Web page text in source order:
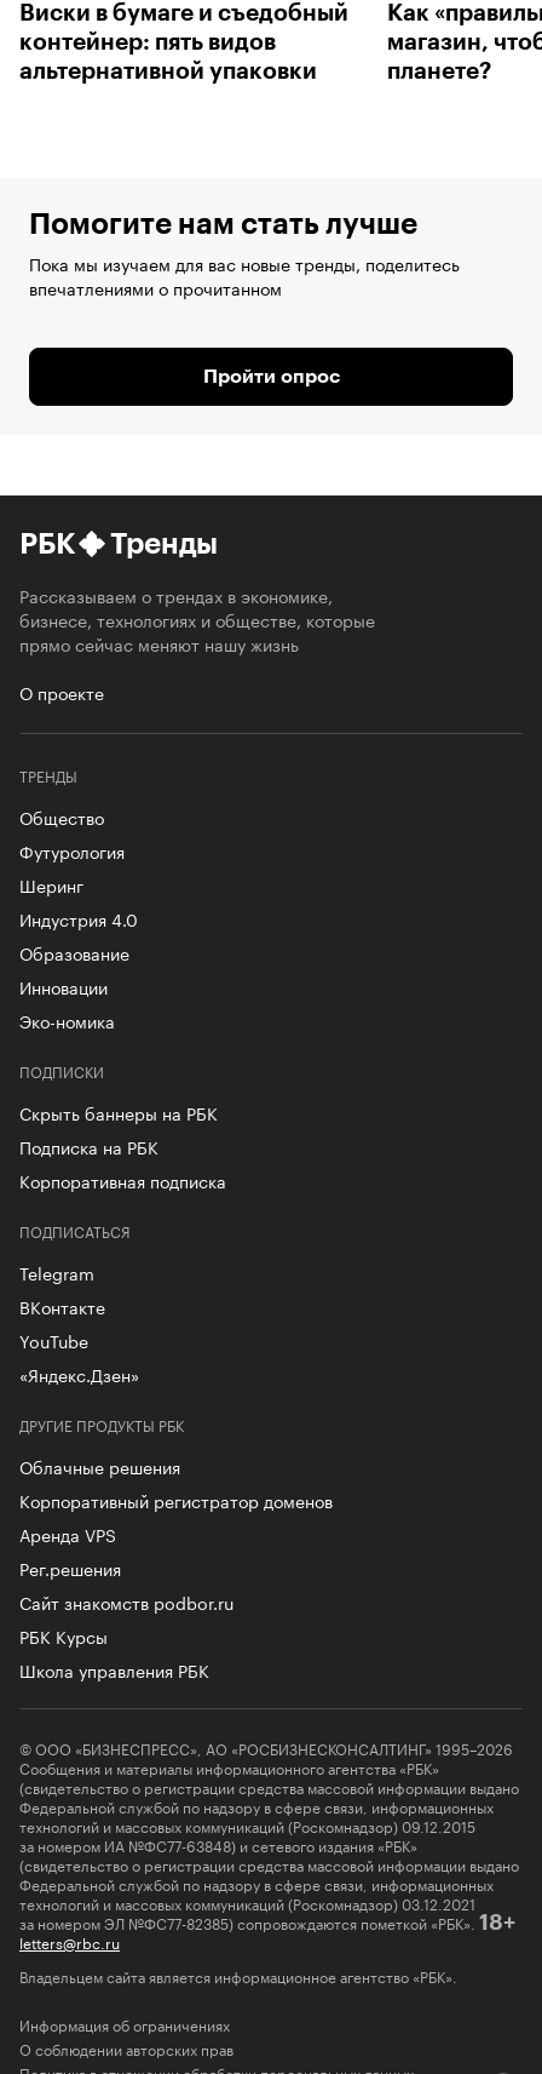
Виски в бумаге и съедобный
контейнер: пять видов
альтернативной упаковки
Как
магазин,
планете?
Помогите нам стать лучше
Пока мы изучаем для вас новые тренды, поделитесь
впечатлениями о прочитанном
Пройти опрос
РБК Тренды
Рассказываем о трендах в экономике,
бизнесе, технологиях и обществе, которые
прямо сейчас меняют нашу жизнь
О проекте
ТРЕНДЫ
Общество
Футурология
Шеринг
Индустрия 4.0
Образование
Инновации
Эко-номика
ПОДПИСКИ
Скрыть баннеры на РБК
Подписка на РБК
Корпоративная подписка
ДРУГИЕ ПРОДУКТЫ РБК
Облачные решения
Корпоративный регистратор доменов
Аренда VPS
Рег.решения
Сайт знакомств podbor.ru
РБК Курсы
Школа управления РБК
ПОДПИСАТЬСЯ
Telegram
ВКонтакте
YouTube
«Яндекс.Дзен»
© ООО «БИЗНЕСПРЕСС», АО «РОСБИЗНЕСКОНСАЛТИНГ» 1995–2026
Сообщения и материалы информационного агентства «РБК»
(свидетельство о регистрации средства массовой информации выдано
Федеральной службой по надзору в сфере связи, информационных
технологий и массовых коммуникаций (Роскомнадзор) 09.12.2015
за номером ИА №ФС77-63848) и сетевого издания «РБК»
(свидетельство о регистрации средства массовой информации выдано
Федеральной службой по надзору в сфере связи, информационных
технологий и массовых коммуникаций (Роскомнадзор) 03.12.2021
за номером ЭЛ №ФС77-82385) сопровождаются пометкой «РБК». 18+
letters@rbc.ru
Владельцем сайта является информационное агентство «РБК».
Информация об ограничениях
О соблюдении авторских прав